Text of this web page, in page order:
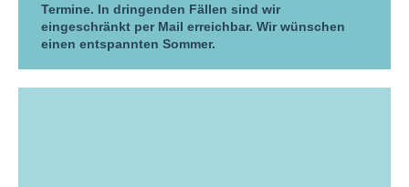
Termine. In dringenden Fällen sind wir
eingeschränkt per Mail erreichbar. Wir wünschen
einen entspannten Sommer.